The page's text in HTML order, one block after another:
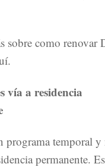
sobre como renovar
vía a residencia
programa temporal y
permanente.